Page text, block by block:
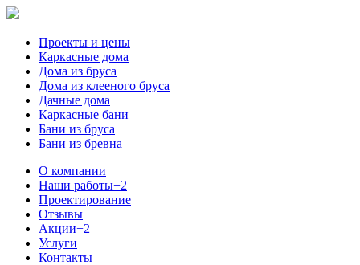
Проекты и цены
Каркасные дома
Дома из бруса
Дома из клееного бруса
Дачные дома
Каркасные бани
Бани из бруса
Бани из бревна
О компании
Наши работы+2
Проектирование
Отзывы
Акции+2
Услуги
Контакты